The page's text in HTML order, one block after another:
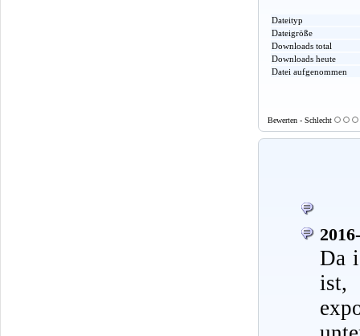
Dateityp
Dateigröße
Downloads total
Downloads heute
Datei aufgenommen
Bewerten - Schlecht
Da
ist,